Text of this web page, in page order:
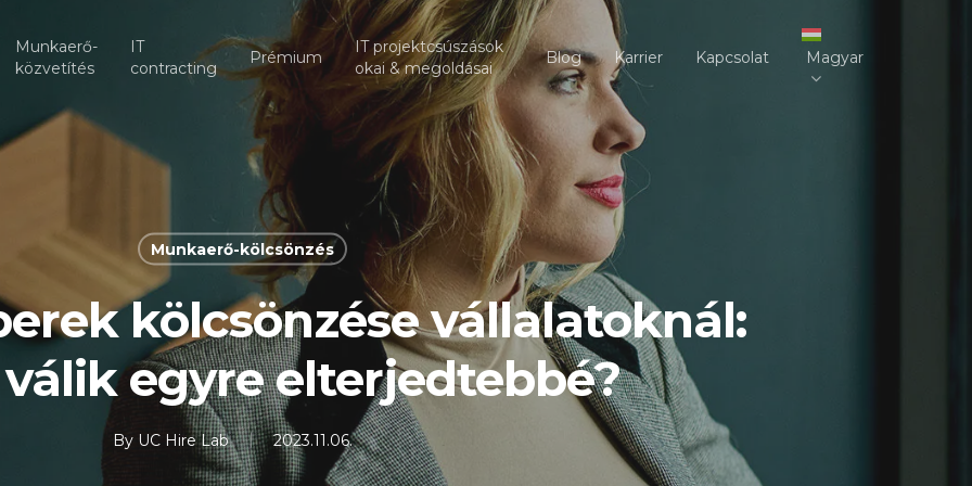
Munkaerő-
közvetítés
IT
contracting
Prémium
IT projektcsúszások
okai & megoldásai
Blog Karrier Kapcsolat Magyar
Munkaerő-kölcsönzés
kölcsönzése vállalatoknál:
egyre elterjedtebbé?
By UC Hire Lab 2023.11.06.